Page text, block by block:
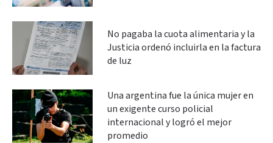
No pagaba la cuota alimentaria y la
Justicia ordenó incluirla en la factura
de luz
Una argentina fue la única mujer en
un exigente curso policial
internacional y logró el mejor
promedio